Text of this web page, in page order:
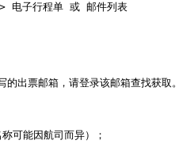
子行程单 或 邮件列表
出票邮箱，请登录该邮箱查找获取。
可能因航司而异）；